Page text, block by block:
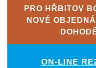
PRO HŘBITOV
NOVÉ
ON-LINE